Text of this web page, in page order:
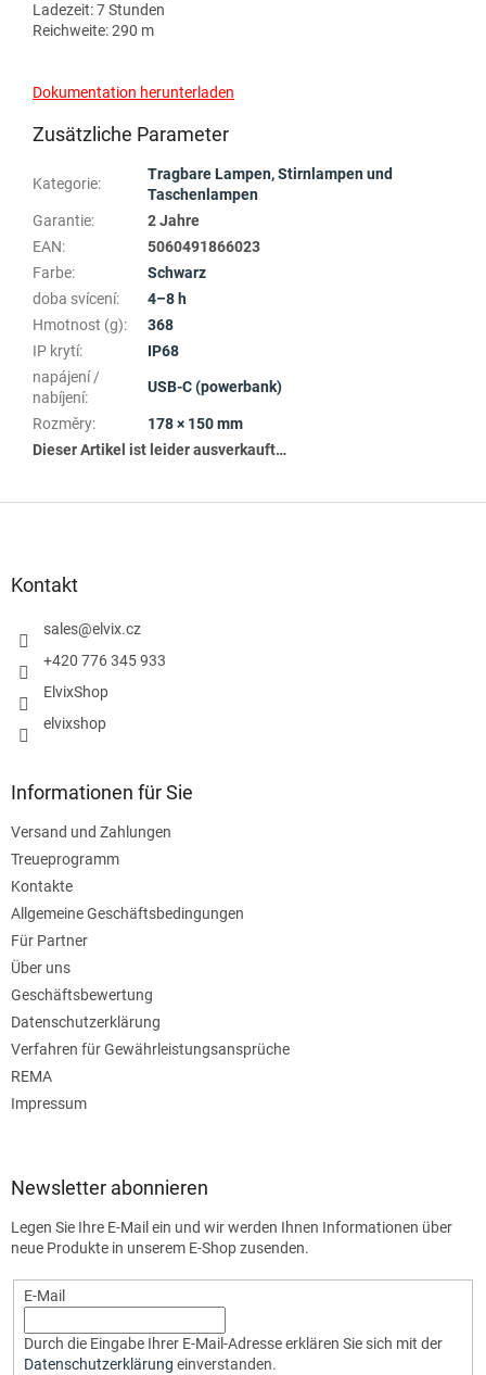
Ladezeit: 7 Stunden
Reichweite: 290 m
Dokumentation herunterladen
Zusätzliche Parameter
Kategorie:
Tragbare Lampen, Stirnlampen und
Taschenlampen
Garantie:
2 Jahre
EAN:
5060491866023
Farbe:
Schwarz
doba svícení:
4–8 h
Hmotnost (g):
368
IP krytí:
IP68
napájení /
nabíjení:
USB-C (powerbank)
Rozměry:
178 × 150 mm
Dieser Artikel ist leider ausverkauft…
Kontakt
sales@elvix.cz
+420 776 345 933
ElvixShop
elvixshop
Informationen für Sie
Versand und Zahlungen
Treueprogramm
Kontakte
Allgemeine Geschäftsbedingungen
Für Partner
Über uns
Geschäftsbewertung
Datenschutzerklärung
Verfahren für Gewährleistungsansprüche
REMA
Impressum
Newsletter abonnieren
Legen Sie Ihre E-Mail ein und wir werden Ihnen Informationen über
neue Produkte in unserem E-Shop zusenden.
E-Mail
Durch die Eingabe Ihrer E-Mail-Adresse erklären Sie sich mit der
Datenschutzerklärung einverstanden.